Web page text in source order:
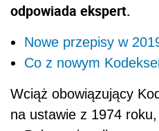
odpowiada ekspert.
Nowe przepisy w
Co z nowym
Wciąż obowiązujący
na ustawie z 1974